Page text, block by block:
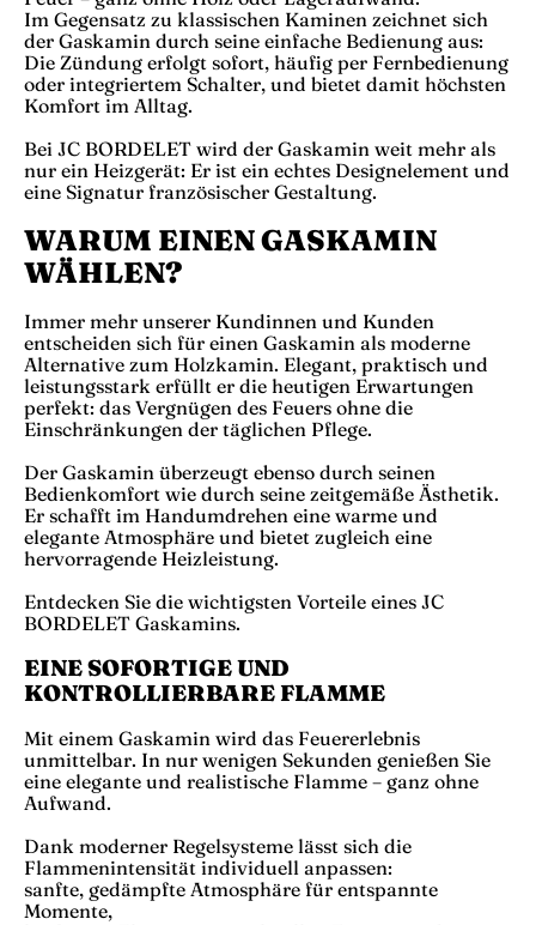
Im Gegensatz zu klassischen Kaminen zeichnet sich
der Gaskamin durch seine einfache Bedienung aus:
Die Zündung erfolgt sofort, häufig per Fernbedienung
oder integriertem Schalter, und bietet damit höchsten
Komfort im Alltag.
Bei JC BORDELET wird der Gaskamin weit mehr als
nur ein Heizgerät: Er ist ein echtes Designelement und
eine Signatur französischer Gestaltung.
WARUM EINEN GASKAMIN
WÄHLEN?
Immer mehr unserer Kundinnen und Kunden
entscheiden sich für einen Gaskamin als moderne
Alternative zum Holzkamin. Elegant, praktisch und
leistungsstark erfüllt er die heutigen Erwartungen
perfekt: das Vergnügen des Feuers ohne die
Einschränkungen der täglichen Pflege.
Der Gaskamin überzeugt ebenso durch seinen
Bedienkomfort wie durch seine zeitgemäße Ästhetik.
Er schafft im Handumdrehen eine warme und
elegante Atmosphäre und bietet zugleich eine
hervorragende Heizleistung.
Entdecken Sie die wichtigsten Vorteile eines JC
BORDELET Gaskamins.
EINE SOFORTIGE UND
KONTROLLIERBARE FLAMME
Mit einem Gaskamin wird das Feuererlebnis
unmittelbar. In nur wenigen Sekunden genießen Sie
eine elegante und realistische Flamme – ganz ohne
Aufwand.
Dank moderner Regelsysteme lässt sich die
Flammenintensität individuell anpassen:
sanfte, gedämpfte Atmosphäre für entspannte
Momente,